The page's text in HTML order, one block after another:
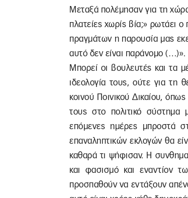
Μεταξά πολέμησαν για τη
πλατείες χωρίς βία;» ρωτάει
πραγμάτων η παρουσία μας
αυτό δεν είναι παράνομο (…)».
Μπορεί οι βουλευτές και τα
ιδεολογία τους, ούτε για τη
κοινού Ποινικού Δικαίου,
τους στο πολιτικό σύστημα
επόμενες ημέρες μπροστά
επαναληπτικών εκλογών θα
καθαρά τι ψήφισαν. Η
και φασισμό και εναντίον
προσπαθούν να εντάξουν